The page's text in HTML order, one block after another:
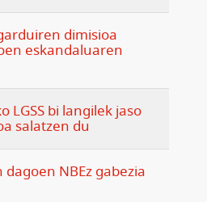
dimisioa
eskandaluaren
LGSS bi langilek jaso
salatzen du
dagoen NBEz gabezia